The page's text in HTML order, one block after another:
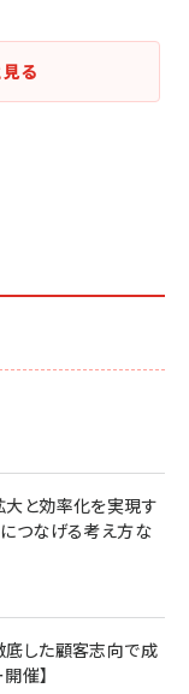
る
大と効率化を実現す
につなげる考え方な
底した顧客志向で成
催】